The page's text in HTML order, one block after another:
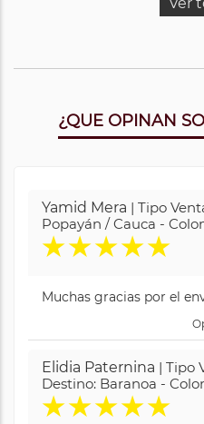
¿QUE OPINAN
Yamid Mera | Tipo
Popayán / Cauca -
★★★★★
Muchas gracias por el
Elidia Paternina | Tipo
Destino: Baranoa -
★★★★★